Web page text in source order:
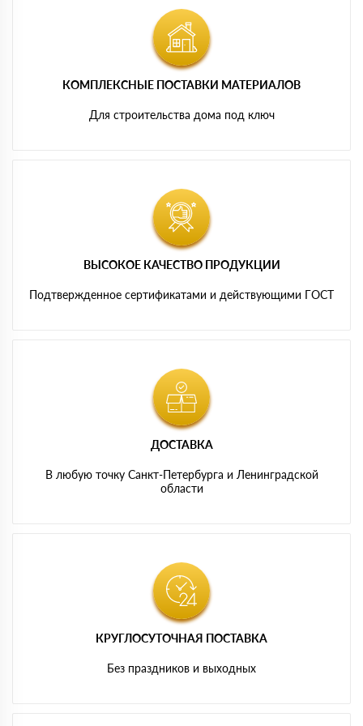
КОМПЛЕКСНЫЕ ПОСТАВКИ МАТЕРИАЛОВ
Для строительства дома под ключ
ВЫСОКОЕ КАЧЕСТВО ПРОДУКЦИИ
Подтвержденное сертификатами и действующими ГОСТ
ДОСТАВКА
В любую точку Санкт-Петербурга и Ленинградской
области
КРУГЛОСУТОЧНАЯ ПОСТАВКА
Без праздников и выходных